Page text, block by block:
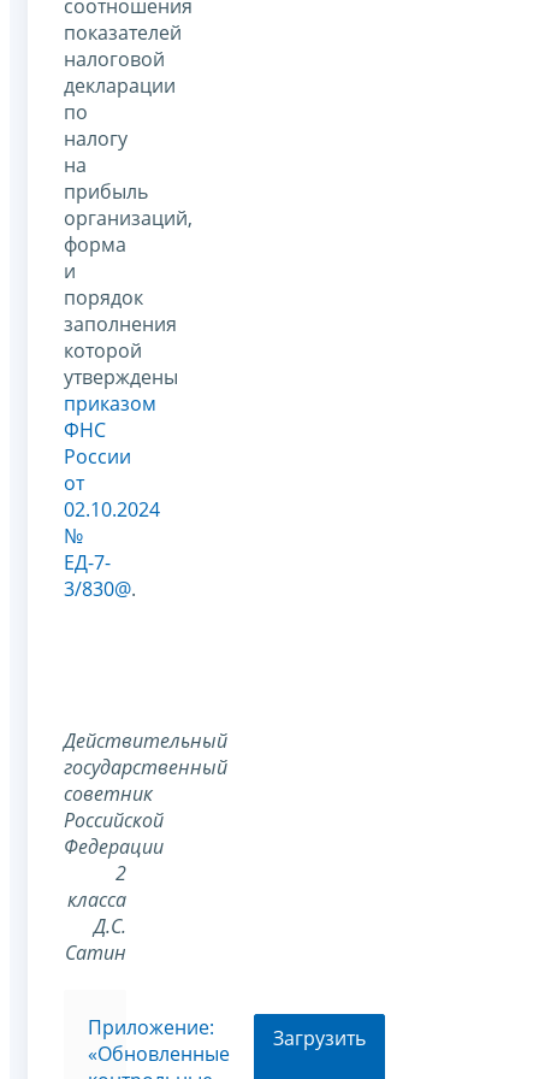
соотношения
показателей
налоговой
декларации
по
налогу
на
прибыль
организаций,
форма
и
порядок
заполнения
которой
утверждены
приказом
ФНС
России
от
02.10.2024
№
ЕД-7-
3/830@.
Действительный
государственный
советник
Российской
Федерации
2
класса
Д.С.
Сатин
Приложение:
«Обновленные
Загрузить